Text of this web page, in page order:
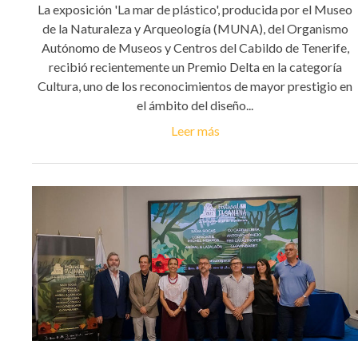
La exposición 'La mar de plástico', producida por el Museo
de la Naturaleza y Arqueología (MUNA), del Organismo
Autónomo de Museos y Centros del Cabildo de Tenerife,
recibió recientemente un Premio Delta en la categoría
Cultura, uno de los reconocimientos de mayor prestigio en
el ámbito del diseño...
Leer más